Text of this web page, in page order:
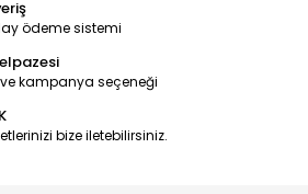
ödeme sistemi
kampanya seçeneği
bize iletebilirsiniz.